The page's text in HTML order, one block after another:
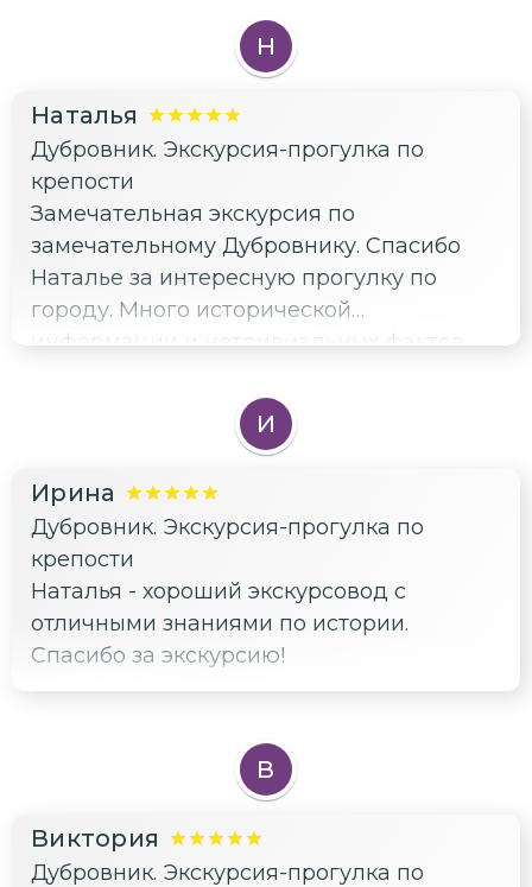
Н
Наталья
Дубровник. Экскурсия-прогулка по
крепости
Замечательная экскурсия по
замечательному Дубровнику. Спасибо
Наталье за интересную прогулку по
городу. Много исторической
информации и нетривиальных фактов.
И
Ирина
Дубровник. Экскурсия-прогулка по
крепости
Наталья - хороший экскурсовод с
отличными знаниями по истории.
Спасибо за экскурсию!
В
Виктория
Дубровник. Экскурсия-прогулка по